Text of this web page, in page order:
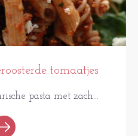
tomaatjes
pasta met zach...